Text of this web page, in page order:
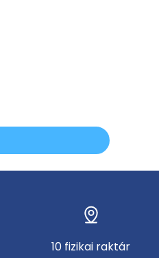
10 fizikai raktár